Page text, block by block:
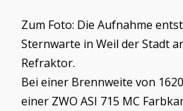
Zum Foto: Die Aufnahme
Sternwarte in Weil der Stadt
Refraktor.
Bei einer Brennweite von
einer ZWO ASI 715 MC